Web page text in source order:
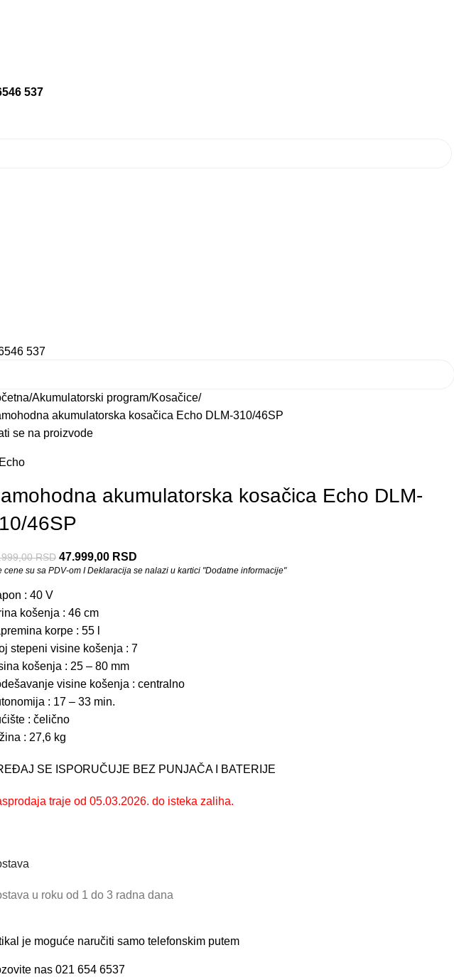
537
537
Akumulatorski program Kosačice
akumulatorska kosačica Echo DLM-310/46SP
se na proizvode
akumulatorska kosačica Echo DLM-
46SP
RSD 47.999,00 RSD
cene su sa PDV-om I Deklaracija se nalazi u kartici "Dodatne informacije"
: 40 V
košenja : 46 cm
korpe : 55 l
stepeni visine košenja : 7
košenja : 25 – 80 mm
visine košenja : centralno
: 17 – 33 min.
: čelično
: 27,6 kg
SE ISPORUČUJE BEZ PUNJAČA I BATERIJE
traje od 05.03.2026. do isteka zaliha.
u roku od 1 do 3 radna dana
je moguće naručiti samo telefonskim putem
nas 021 654 6537